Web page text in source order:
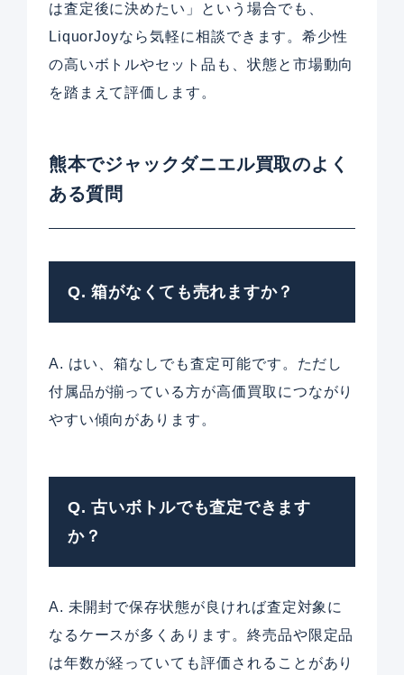
は査定後に決めたい」という場合でも、
LiquorJoyなら気軽に相談できます。希少性
の高いボトルやセット品も、状態と市場動向
を踏まえて評価します。
熊本でジャックダニエル買取のよく
ある質問
Q. 箱がなくても売れますか？
A. はい、箱なしでも査定可能です。ただし
付属品が揃っている方が高価買取につながり
やすい傾向があります。
Q. 古いボトルでも査定できます
か？
A. 未開封で保存状態が良ければ査定対象に
なるケースが多くあります。終売品や限定品
は年数が経っていても評価されることがあり